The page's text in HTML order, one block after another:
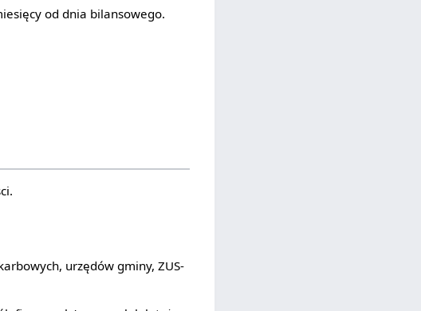
od dnia bilansowego.
urzędów gminy, ZUS-